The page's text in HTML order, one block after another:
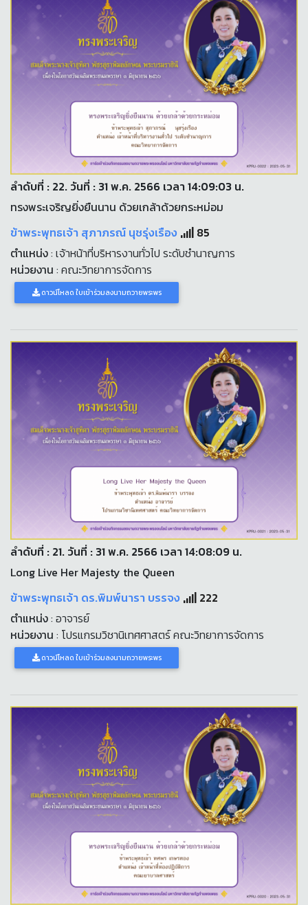
ลำดับที่ : 22. วันที่ : 31 พ.ค. 2566 เวลา 14:09:03 น.
ทรงพระเจริญยิ่งยืนนาน ด้วยเกล้าด้วยกระหม่อม
ข้าพระพุทธเจ้า สุภาภรณ์ นุชรุ่งเรือง
85
ตำแหน่ง: เจ้าหน้าที่บริหารงานทั่วไป ระดับชำนาญการ
หน่วยงาน : คณะวิทยาการจัดการ
ดาวน์โหลด ใบเข้าร่วมลงนามถวายพระพร
ลำดับที่ : 21. วันที่ : 31 พ.ค. 2566 เวลา 14:08:09 น.
Long Live Her Majesty the Queen
ข้าพระพุทธเจ้า ดร.พิมพ์นารา บรรจง
222
ตำแหน่ง: อาจารย์
หน่วยงาน : โปรแกรมวิชานิเทศศาสตร์ คณะวิทยาการจัดการ
ดาวน์โหลด ใบเข้าร่วมลงนามถวายพระพร